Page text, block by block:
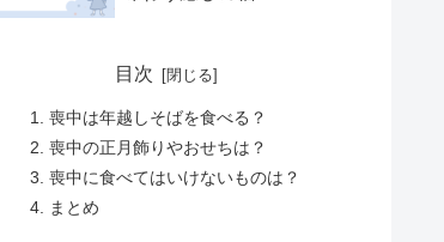
目次
喪中は年越しそばを食べる？
喪中の正月飾りやおせちは？
喪中に食べてはいけないものは？
まとめ